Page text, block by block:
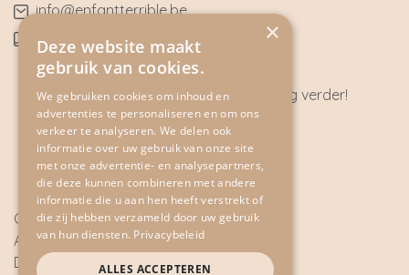
​info@enfantterrible.be
BE0636790746
Heeft u vragen? Wij helpen u graag verder!
CONTACT
Cookie Policy
Algemene voorwaarden
Disclaimer
×
Deze website maakt
gebruik van cookies.
We gebruiken cookies om inhoud en
advertenties te personaliseren en om ons
verkeer te analyseren. We delen ook
informatie over uw gebruik van onze site
met onze advertentie- en analysepartners,
die deze kunnen combineren met andere
informatie die u aan hen heeft verstrekt of
die zij hebben verzameld door uw gebruik
van hun diensten. Privacybeleid
ALLES ACCEPTEREN